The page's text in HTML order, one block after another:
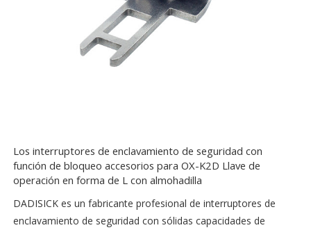
Los interruptores de enclavamiento de seguridad con
función de bloqueo accesorios para OX-K2D Llave de
operación en forma de L con almohadilla
DADISICK es un fabricante profesional de interruptores de
enclavamiento de seguridad con sólidas capacidades de